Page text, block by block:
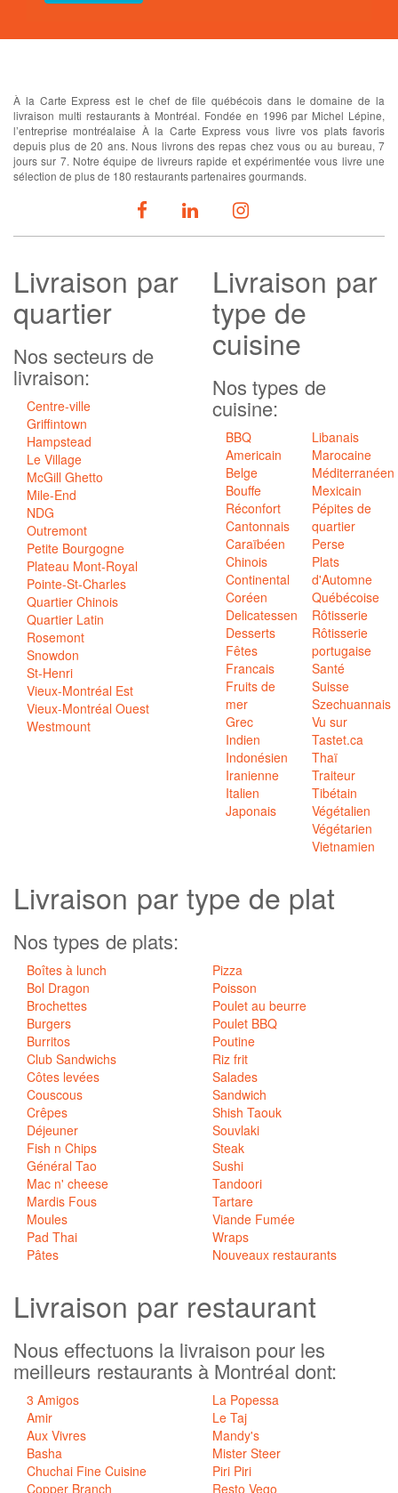
À la Carte Express est le chef de file québécois dans le domaine de la
livraison multi restaurants à Montréal. Fondée en 1996 par Michel Lépine,
l’entreprise montréalaise À la Carte Express vous livre vos plats favoris
depuis plus de 20 ans. Nous livrons des repas chez vous ou au bureau, 7
jours sur 7. Notre équipe de livreurs rapide et expérimentée vous livre une
sélection de plus de 180 restaurants partenaires gourmands.
Livraison par
quartier
Nos secteurs de
livraison:
Centre-ville
Griffintown
Hampstead
Le Village
McGill Ghetto
Mile-End
NDG
Outremont
Petite Bourgogne
Plateau Mont-Royal
Pointe-St-Charles
Quartier Chinois
Quartier Latin
Rosemont
Snowdon
St-Henri
Vieux-Montréal Est
Vieux-Montréal Ouest
Westmount
Livraison par
type de
cuisine
Nos types de
cuisine:
BBQ
Americain
Belge
Bouffe
Réconfort
Cantonnais
Caraïbéen
Chinois
Continental
Coréen
Delicatessen
Desserts
Fêtes
Francais
Fruits de
mer
Grec
Indien
Indonésien
Iranienne
Italien
Japonais
Libanais
Marocaine
Méditerranéen
Mexicain
Pépites de
quartier
Perse
Plats
d'Automne
Québécoise
Rôtisserie
Rôtisserie
portugaise
Santé
Suisse
Szechuannais
Vu sur
Tastet.ca
Thaï
Traiteur
Tibétain
Végétalien
Végétarien
Vietnamien
Livraison partype de plat
Nos types de plats:
Boîtes à lunch
Bol Dragon
Brochettes
Burgers
Burritos
Club Sandwichs
Côtes levées
Couscous
Crêpes
Déjeuner
Fish n Chips
Général Tao
Mac n' cheese
Mardis Fous
Moules
Pad Thai
Pâtes
Pizza
Poisson
Poulet au beurre
Poulet BBQ
Poutine
Riz frit
Salades
Sandwich
Shish Taouk
Souvlaki
Steak
Sushi
Tandoori
Tartare
Viande Fumée
Wraps
Nouveaux restaurants
Livraison par restaurant
Nous effectuons la livraison pour les
meilleurs restaurants à Montréal dont:
3 Amigos
Amir
Aux Vivres
Basha
Chuchai Fine Cuisine
Copper Branch
La Popessa
Le Taj
Mandy's
Mister Steer
Piri Piri
Resto Vego